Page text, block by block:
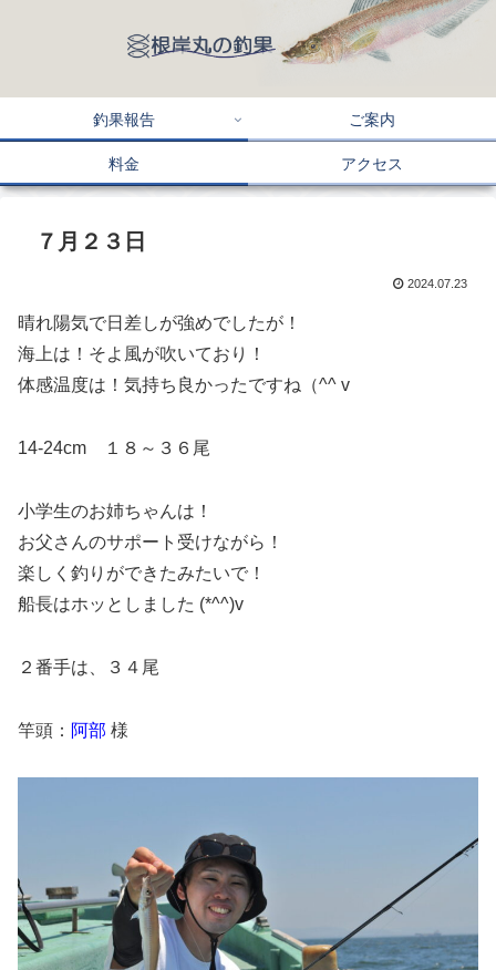
釣果報告 ご案内
料金 アクセス
７月２３日
2024.07.23
晴れ陽気で日差しが強めでしたが！
海上は！そよ風が吹いており！
体感温度は！気持ち良かったですね（^^ v
14-24cm １８～３６尾
小学生のお姉ちゃんは！
お父さんのサポート受けながら！
楽しく釣りができたみたいで！
船長はホッとしました (*^^)v
２番手は、３４尾
竿頭： 阿部 様